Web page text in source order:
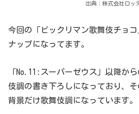
出典：株式会社ロッ
今回の「ビックリマン歌舞伎チョ
ナップになってます。
「No.11:スーパーゼウス」以降か
伎調の書き下ろしになっており、
背景だけ歌舞伎調になっています。